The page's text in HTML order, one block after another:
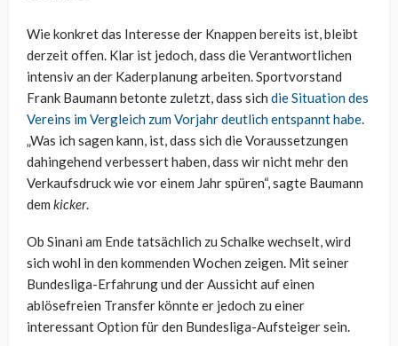
Wie konkret das Interesse der Knappen bereits ist, bleibt
derzeit offen. Klar ist jedoch, dass die Verantwortlichen
intensiv an der Kaderplanung arbeiten. Sportvorstand
Frank Baumann betonte zuletzt, dass sich die Situation des
Vereins im Vergleich zum Vorjahr deutlich entspannt habe.
„Was ich sagen kann, ist, dass sich die Voraussetzungen
dahingehend verbessert haben, dass wir nicht mehr den
Verkaufsdruck wie vor einem Jahr spüren“, sagte Baumann
dem kicker.
Ob Sinani am Ende tatsächlich zu Schalke wechselt, wird
sich wohl in den kommenden Wochen zeigen. Mit seiner
Bundesliga-Erfahrung und der Aussicht auf einen
ablösefreien Transfer könnte er jedoch zu einer
interessant Option für den Bundesliga-Aufsteiger sein.